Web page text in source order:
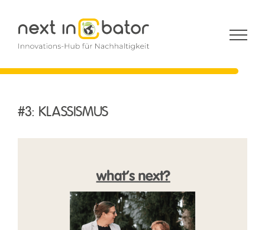
Inhalt
springen
#3: KLASSISMUS